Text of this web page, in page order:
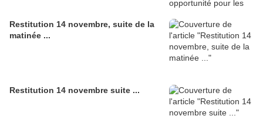
Restitution 14 novembre, suite de la
matinée ...
Restitution 14 novembre suite ...